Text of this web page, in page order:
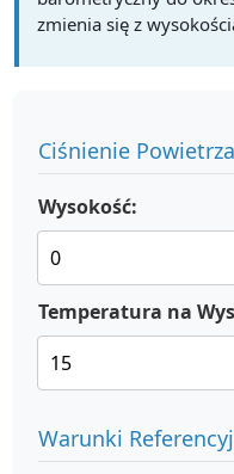
zmienia się z
Ciśnienie
Wysokość:
Temperatura na
Warunki